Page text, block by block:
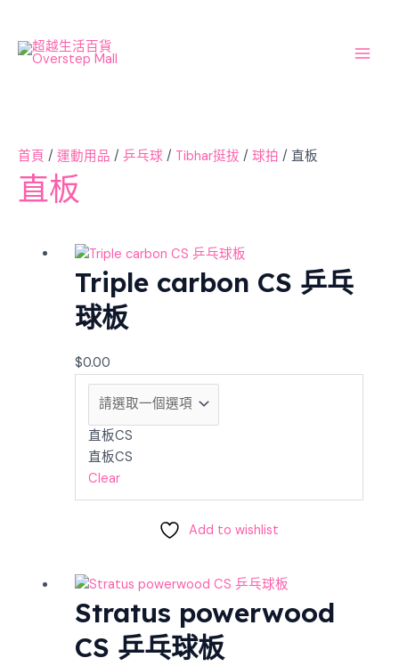
content
首頁 / 運動用品 / 乒乓球 / Tibhar挺拔 / 球拍 / 直板
直板
Triple carbon CS 乒乓
球板
$0.00
直板CS
直板CS
Clear
Add to wishlist
Stratus powerwood
CS 乒乓球板